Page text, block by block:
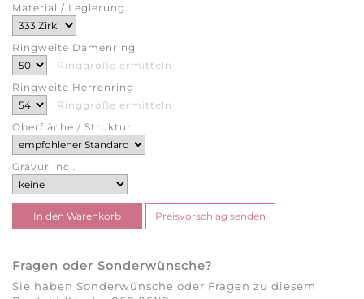
Material / Legierung
Ringweite Damenring
Ringgröße ermitteln
Ringweite Herrenring
Ringgröße ermitteln
Oberfläche / Struktur
Gravur incl.
Fragen oder Sonderwünsche?
Sie haben Sonderwünsche oder Fragen zu diesem